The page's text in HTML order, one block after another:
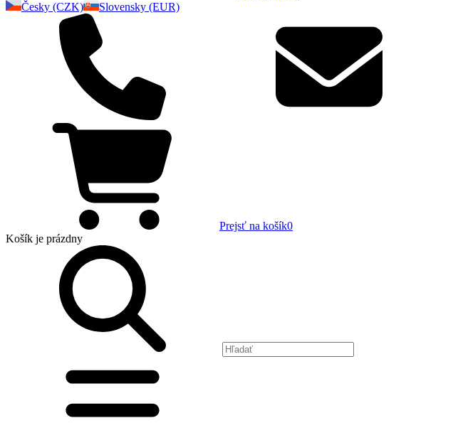
Česky (CZK)
Slovensky (EUR)
Prejsť na košík0
Košík je prázdny